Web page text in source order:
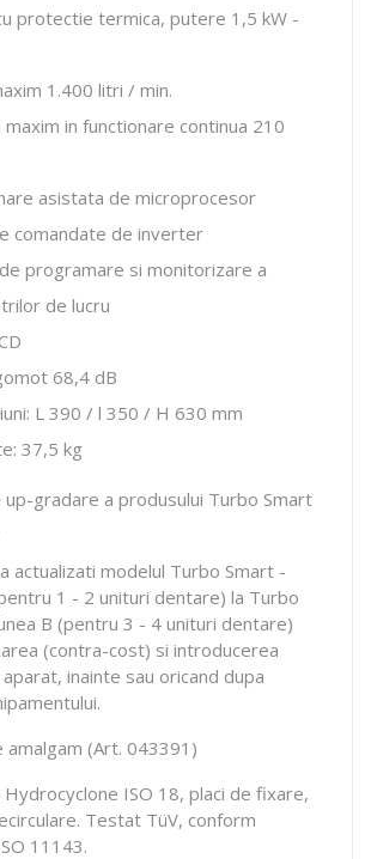
protectie termica, putere 1,5 kW -
1.400 litri / min.
maxim in functionare continua 210
asistata de microprocesor
comandate de inverter
programare si monitorizare a
de lucru
68,4 dB
L 390 / l 350 / H 630 mm
37,5 kg
gradare a produsului Turbo Smart
actualizati modelul Turbo Smart -
1 - 2 unituri dentare) la Turbo
B (pentru 3 - 4 unituri dentare)
(contra-cost) si introducerea
inainte sau oricand dupa
amalgam (Art. 043391)
ISO 18, placi de fixare,
Testat TüV, conform
11143.